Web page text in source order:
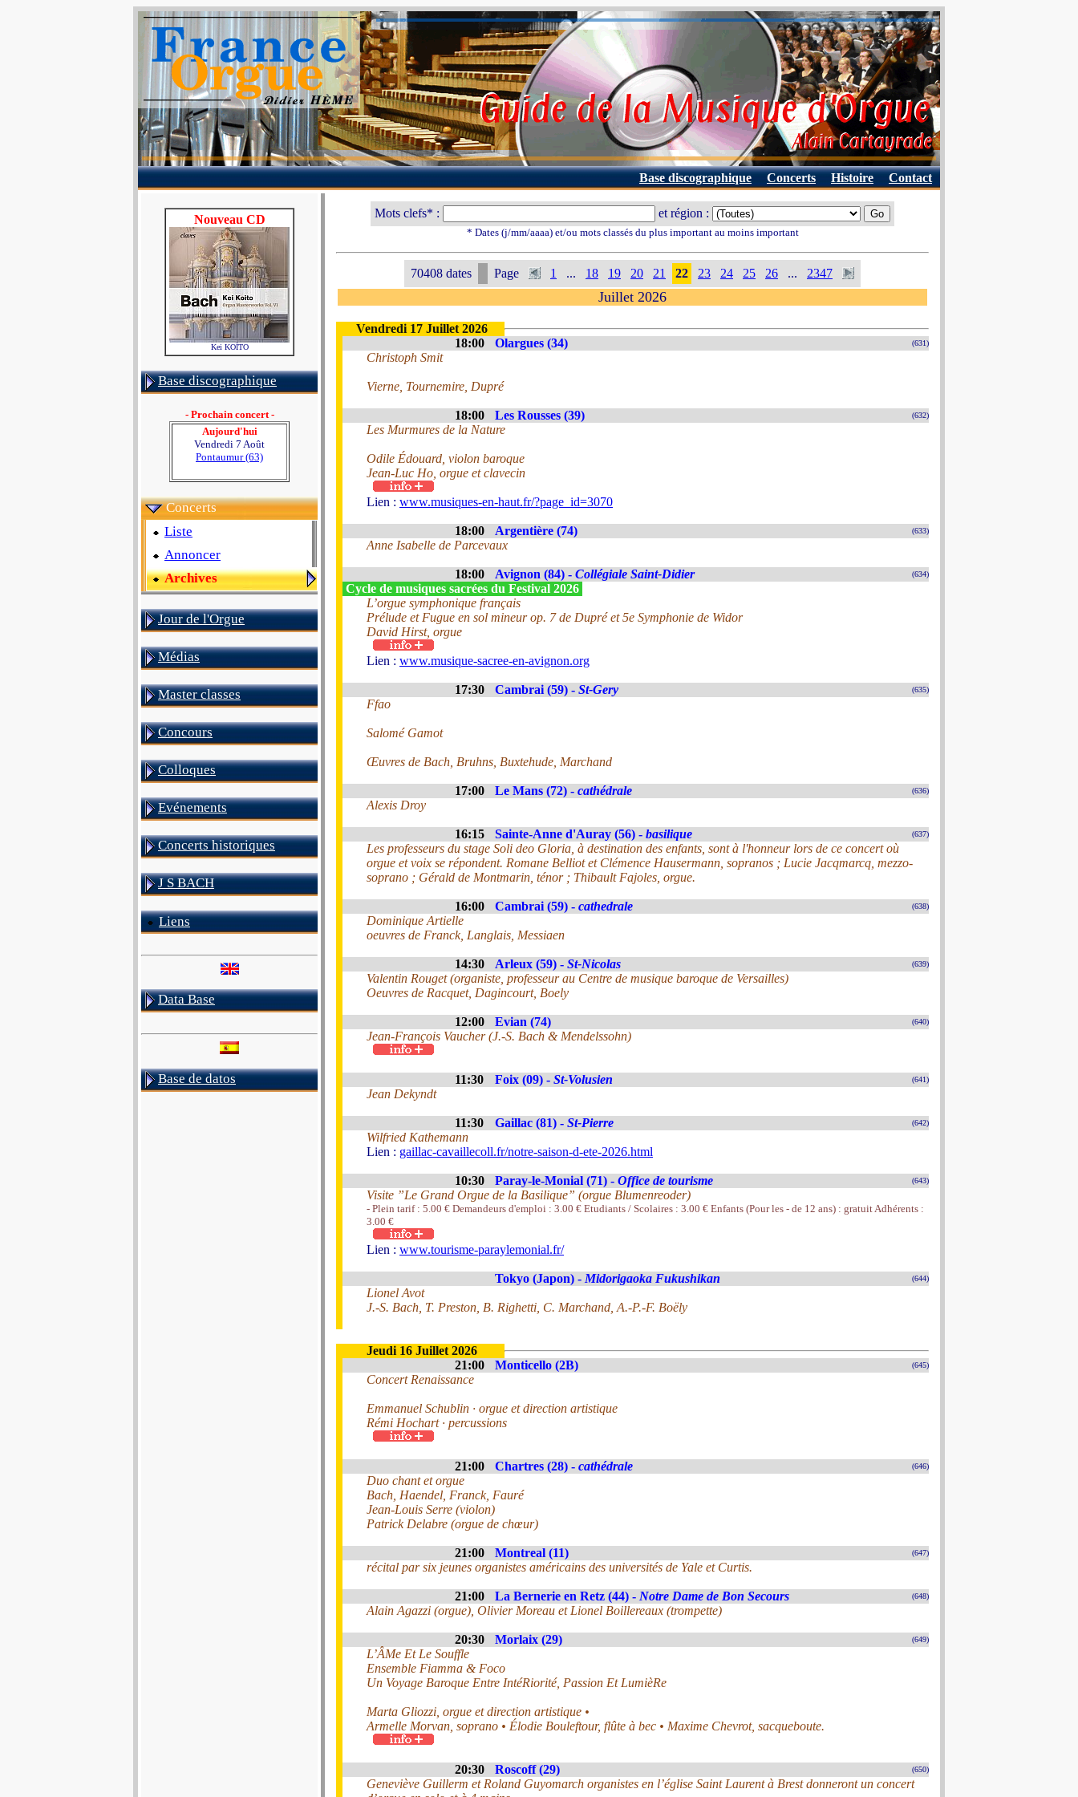
Base discographique Concerts Histoire Contact
Nouveau CD
Kei KOÏTO
Base discographique
- Prochain concert -
Aujourd'hui
Vendredi 7 Août
Pontaumur (63)
Concerts
Liste
Annoncer
Archives
Jour de l'Orgue
Médias
Master classes
Concours
Colloques
Evénements
Concerts historiques
J S BACH
Liens
Data Base
Base de datos
Mots clefs* : et région :
* Dates (j/mm/aaaa) et/ou mots classés du plus important au moins important
70408 dates Page 1 ... 18 19 20 21 22 23 24 25 26 ... 2347
Juillet 2026
Vendredi 17 Juillet 2026
18:00
Olargues (34) (631)
Christoph Smit
Vierne, Tournemire, Dupré
18:00 Les Rousses (39) (632)
Les Murmures de la Nature
Odile Édouard, violon baroque
Jean-Luc Ho, orgue et clavecin
Lien : www.musiques-en-haut.fr/?page_id=3070
18:00 Argentière (74) (633)
Anne Isabelle de Parcevaux
18:00 Avignon (84) - Collégiale Saint-Didier (634)
Cycle de musiques sacrées du Festival 2026
L’orgue symphonique français
Prélude et Fugue en sol mineur op. 7 de Dupré et 5e Symphonie de Widor
David Hirst, orgue
Lien : www.musique-sacree-en-avignon.org
17:30 Cambrai (59) - St-Gery (635)
Ffao
Salomé Gamot
Œuvres de Bach, Bruhns, Buxtehude, Marchand
17:00 Le Mans (72) - cathédrale (636)
Alexis Droy
16:15 Sainte-Anne d'Auray (56) - basilique (637)
Les professeurs du stage Soli deo Gloria, à destination des enfants, sont à l'honneur lors de ce concert où
orgue et voix se répondent. Romane Belliot et Clémence Hausermann, sopranos ; Lucie Jacqmarcq, mezzo-
soprano ; Gérald de Montmarin, ténor ; Thibault Fajoles, orgue.
16:00 Cambrai (59) - cathedrale (638)
Dominique Artielle
oeuvres de Franck, Langlais, Messiaen
14:30 Arleux (59) - St-Nicolas (639)
Valentin Rouget (organiste, professeur au Centre de musique baroque de Versailles)
Oeuvres de Racquet, Dagincourt, Boely
12:00 Evian (74) (640)
Jean-François Vaucher (J.-S. Bach & Mendelssohn)
11:30 Foix (09) - St-Volusien (641)
Jean Dekyndt
11:30 Gaillac (81) - St-Pierre (642)
Wilfried Kathemann
Lien : gaillac-cavaillecoll.fr/notre-saison-d-ete-2026.html
10:30 Paray-le-Monial (71) - Office de tourisme (643)
Visite ”Le Grand Orgue de la Basilique” (orgue Blumenreoder)
- Plein tarif : 5.00 € Demandeurs d'emploi : 3.00 € Etudiants / Scolaires : 3.00 € Enfants (Pour les - de 12 ans) : gratuit Adhérents :
3.00 €
Lien : www.tourisme-paraylemonial.fr/
Tokyo (Japon) - Midorigaoka Fukushikan (644)
Lionel Avot
J.-S. Bach, T. Preston, B. Righetti, C. Marchand, A.-P.-F. Boëly
Jeudi 16 Juillet 2026
21:00
Monticello (2B) (645)
Concert Renaissance
Emmanuel Schublin · orgue et direction artistique
Rémi Hochart · percussions
21:00 Chartres (28) - cathédrale (646)
Duo chant et orgue
Bach, Haendel, Franck, Fauré
Jean-Louis Serre (violon)
Patrick Delabre (orgue de chœur)
21:00 Montreal (11) (647)
récital par six jeunes organistes américains des universités de Yale et Curtis.
21:00 La Bernerie en Retz (44) - Notre Dame de Bon Secours (648)
Alain Agazzi (orgue), Olivier Moreau et Lionel Boillereaux (trompette)
20:30 Morlaix (29) (649)
L’ÂMe Et Le Souffle
Ensemble Fiamma & Foco
Un Voyage Baroque Entre IntéRiorité, Passion Et LumièRe
Marta Gliozzi, orgue et direction artistique •
Armelle Morvan, soprano • Élodie Bouleftour, flûte à bec • Maxime Chevrot, sacqueboute.
20:30 Roscoff (29) (650)
Geneviève Guillerm et Roland Guyomarch organistes en l’église Saint Laurent à Brest donneront un concert